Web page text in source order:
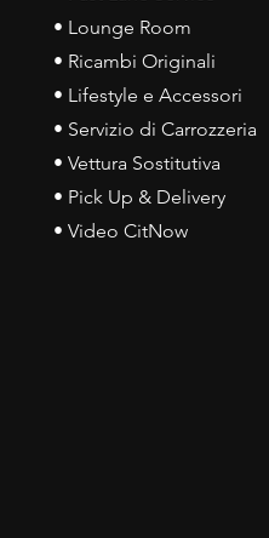
• Lounge Room
• Ricambi Originali
• Lifestyle e Accessori
• Servizio di Carrozzeria
• Vettura Sostitutiva
• Pick Up & Delivery
• Video CitNow